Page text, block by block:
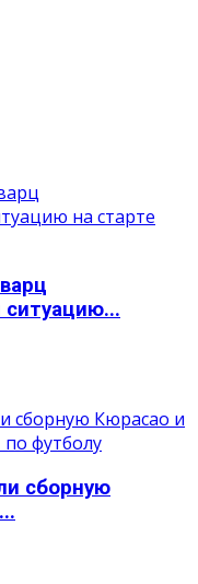
сборную